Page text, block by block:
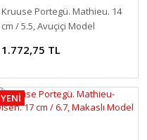
Kruuse Portegü. Mathieu. 14
cm / 5.5, Avuçiçi Model
1.772,75 TL
YENİ